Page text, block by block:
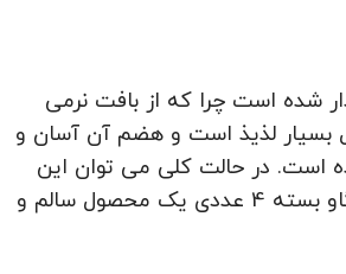
شده است چرا که از بافت نرمی
بسیار لذیذ است و هضم آن آسان و
است. در حالت کلی می توان این
گونه بیان کرد که تشویقی مدادی سگ اورلاندو با طعم گوشت گاو بسته 4 عددی یک محصول سالم و